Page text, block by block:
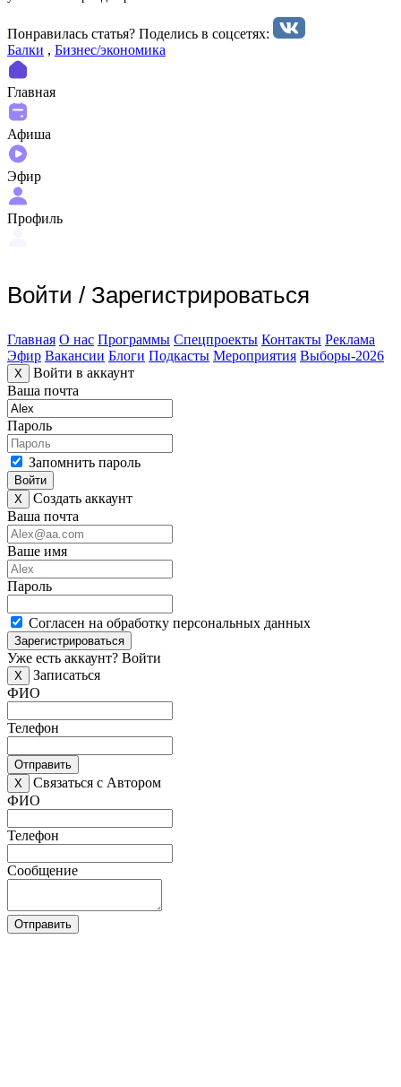
Понравилась статья? Поделиcь в соцсетях:
Балки , Бизнес/экономика
Главная
Афиша
Эфир
Профиль
Войти / Зарегистрироваться
Главная О нас Программы Спецпроекты Контакты Реклама
Эфир Вакансии Блоги Подкасты Мероприятия Выборы-2026
X
Войти в аккаунт
Ваша почта
Пароль
Запомнить пароль
Войти
X
Создать аккаунт
Ваша почта
Ваше имя
Пароль
Согласен на обработку персональных данных
Зарегистрироваться
Уже есть аккаунт? Войти
X
Записаться
ФИО
Телефон
Отправить
X
Связаться с Автором
ФИО
Телефон
Сообщение
Отправить